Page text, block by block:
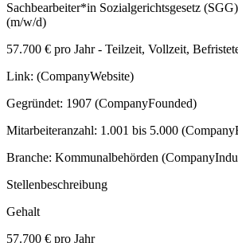
Sachbearbeiter*in Sozialgerichtsgesetz
(m/w/d)
57.700 € pro Jahr - Teilzeit, Vollzeit,
Link: (CompanyWebsite)
Gegründet: 1907 (CompanyFounded)
Mitarbeiteranzahl: 1.001 bis 5.000
Branche: Kommunalbehörden
Stellenbeschreibung
Gehalt
57.700 € pro Jahr